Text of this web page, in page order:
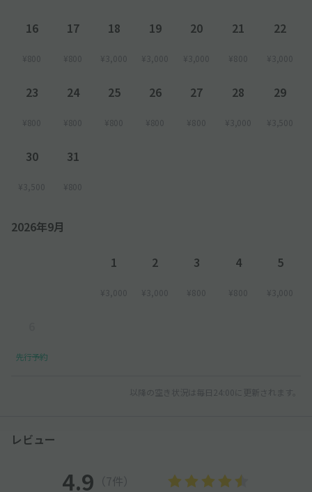
16
¥800
17
¥800
18
¥3,000
19
¥3,000
20
¥3,000
21
¥800
22
¥3,000
23
¥800
24
¥800
25
¥800
26
¥800
27
¥800
28
¥3,000
29
¥3,500
30
¥3,500
31
¥800
2026年9月
1
¥3,000
2
¥3,000
3
¥800
4
¥800
5
¥3,000
先行予約
以降の空き状況は毎日24:00に更新されます。
レビュー
4.9 （7件）